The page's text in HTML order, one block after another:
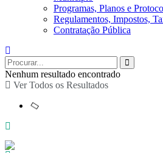
Programas, Planos e
Regulamentos, Impostos,
Contratação Pública
Nenhum resultado encontrado
Ver Todos os Resultados